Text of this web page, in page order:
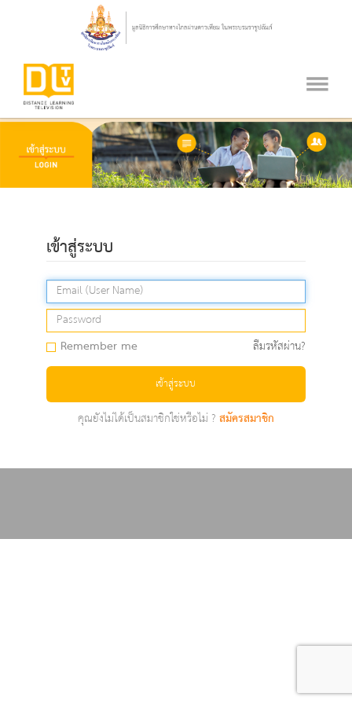
เข้าสู่ระบบ
Remember me ลืมรหัสผ่าน?
เข้าสู่ระบบ
คุณยังไม่ได้เป็นสมาชิกใช่หรือไม่ ?สมัครสมาชิก